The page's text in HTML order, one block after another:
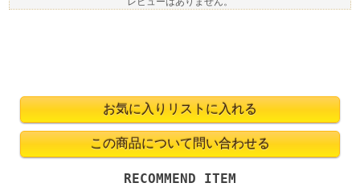
RECOMMEND ITEM